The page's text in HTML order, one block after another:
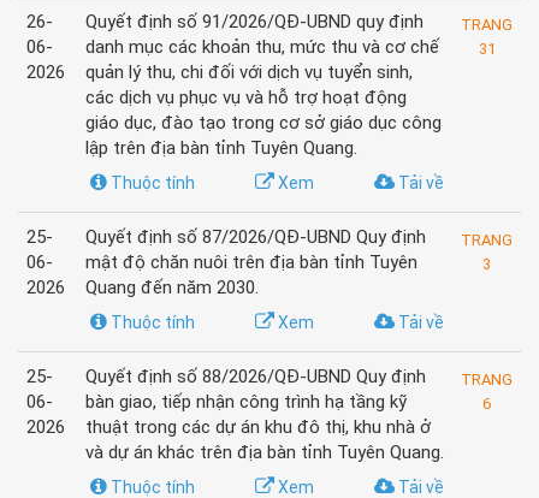
26-
06-
2026
Quyết định số 91/2026/QĐ-UBND quy định
danh mục các khoản thu, mức thu và cơ chế
quản lý thu, chi đối với dịch vụ tuyển sinh,
các dịch vụ phục vụ và hỗ trợ hoạt động
giáo dục, đào tạo trong cơ sở giáo dục công
lập trên địa bàn tỉnh Tuyên Quang.
Tải về
Xem
Thuộc tính
TRANG
31
25-
06-
2026
Quyết định số 87/2026/QĐ-UBND Quy định
mật độ chăn nuôi trên địa bàn tỉnh Tuyên
Quang đến năm 2030.
Tải về
Xem
Thuộc tính
TRANG
3
25-
06-
2026
Quyết định số 88/2026/QĐ-UBND Quy định
bàn giao, tiếp nhận công trình hạ tầng kỹ
thuật trong các dự án khu đô thị, khu nhà ở
và dự án khác trên địa bàn tỉnh Tuyên Quang.
Tải về
Xem
Thuộc tính
TRANG
6